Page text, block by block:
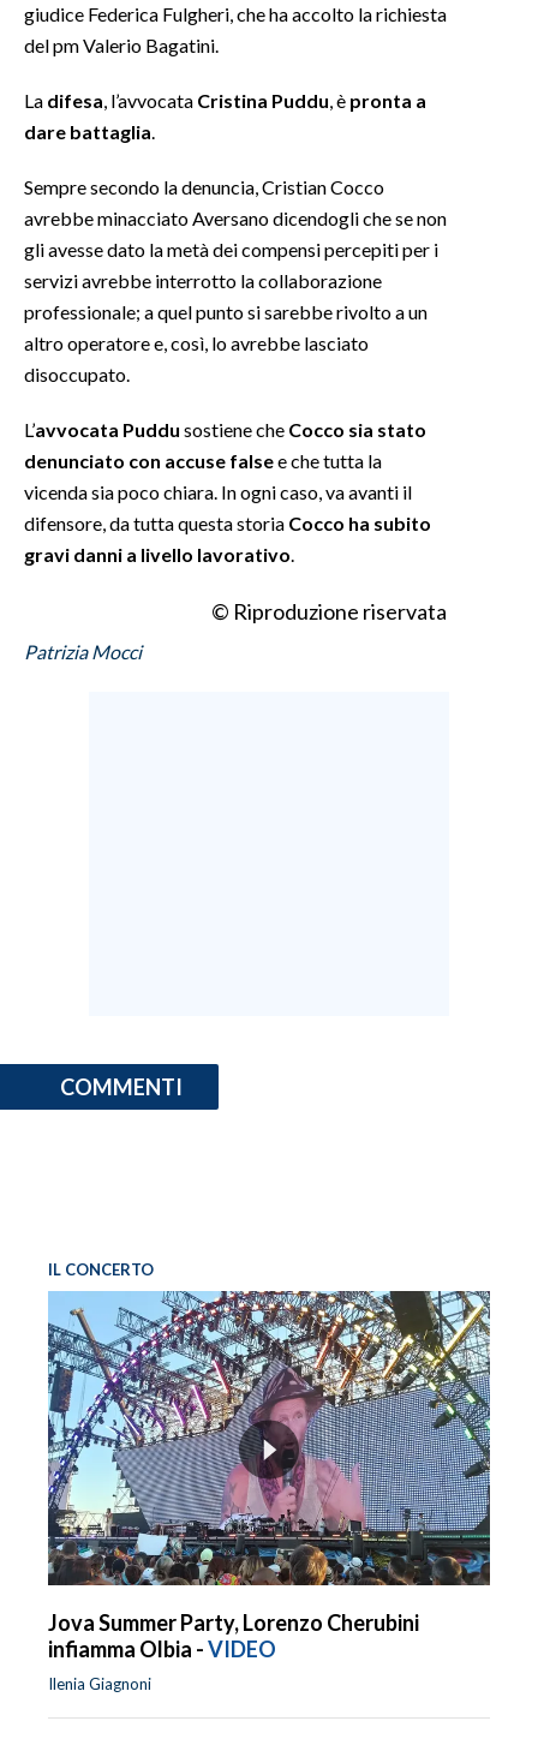
3 MINUTI CON
INSULARITÀ
ABBONATI
ANNUNCI
NECROLOGI
PUBBLICITÀ
SPIAGGE
giudice Federica Fulgheri, che ha accolto la richiesta
del pm Valerio Bagatini.
La difesa , l’avvocata Cristina Puddu , è pronta a
dare battaglia
Sempre secondo la denuncia, Cristian Cocco
avrebbe minacciato Aversano dicendogli che se non
gli avesse dato la metà dei compensi percepiti per i
servizi avrebbe interrotto la collaborazione
professionale; a quel punto si sarebbe rivolto a un
altro operatore e, così, lo avrebbe lasciato
disoccupato.
L’avvocata Puddu sostiene che Cocco sia stato
denunciato con accuse falsee che tutta la
vicenda sia poco chiara. In ogni caso, va avanti il
difensore, da tutta questa storia Cocco ha subito
gravi danni a livello lavorativo
© Riproduzione riservata
Patrizia Mocci
COMMENTI
IL CONCERTO
Jova Summer Party, Lorenzo Cherubini
infiamma Olbia -VIDEO
Ilenia Giagnoni